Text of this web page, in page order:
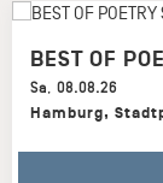
BEST OF
Sa, 08.08.26
Hamburg,